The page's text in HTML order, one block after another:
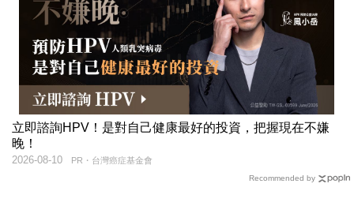
立即諮詢HPV！是對自己健康最好的投資，把握現在不嫌
晚！
PR・台灣癌症基金會
2026-08-10
Recommended by